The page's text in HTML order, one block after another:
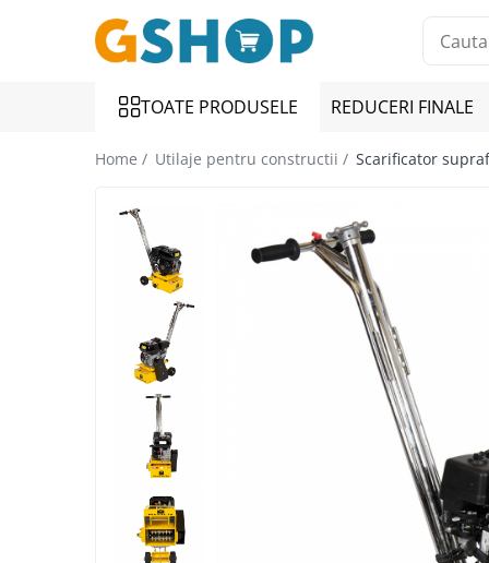
Toate Produsele
Curte, gradina, microferme
Aparate de spalat cu presiune
Atomizoare si pulverizatoare
Deshidratoare fructe si legume
Despicatoare busteni
Ferastraie cu lant
Masini - Aparate umplut carnati
Masini de taiat parchet / placi
TOATE PRODUSELE REDUCERI FINALE
Home / Utilaje pentru constructii / Scarificator